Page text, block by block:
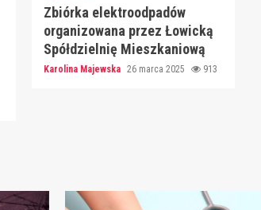
Zbiórka elektroodpadów
organizowana przez Łowicką
Spółdzielnię Mieszkaniową
Karolina Majewska 26 marca 2025 913